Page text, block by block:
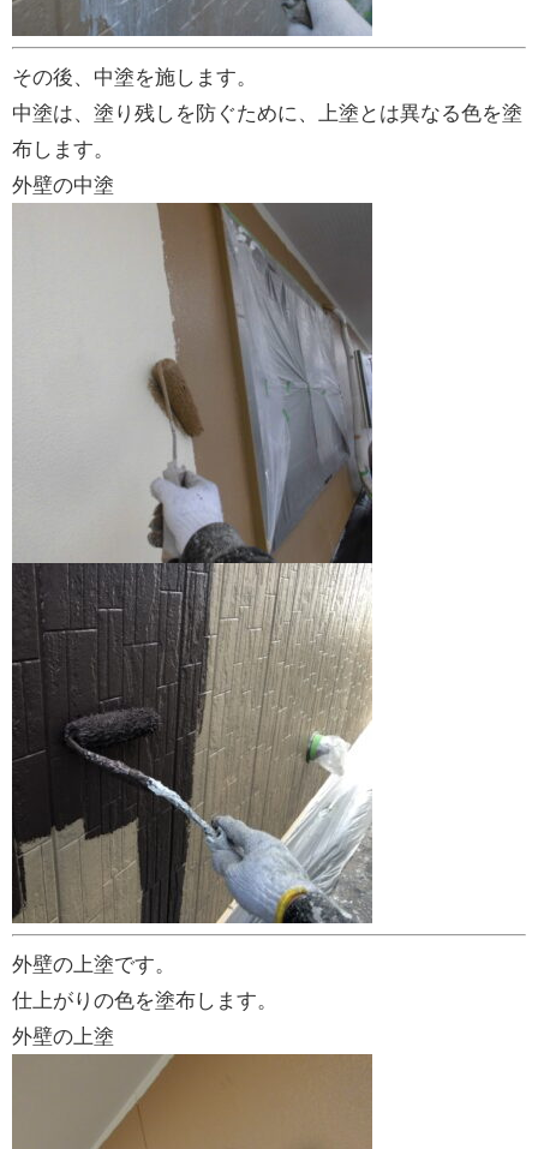
その後、中塗を施します。
中塗は、塗り残しを防ぐために、上塗とは異なる色を塗
布します。
外壁の中塗
外壁の上塗です。
仕上がりの色を塗布します。
外壁の上塗